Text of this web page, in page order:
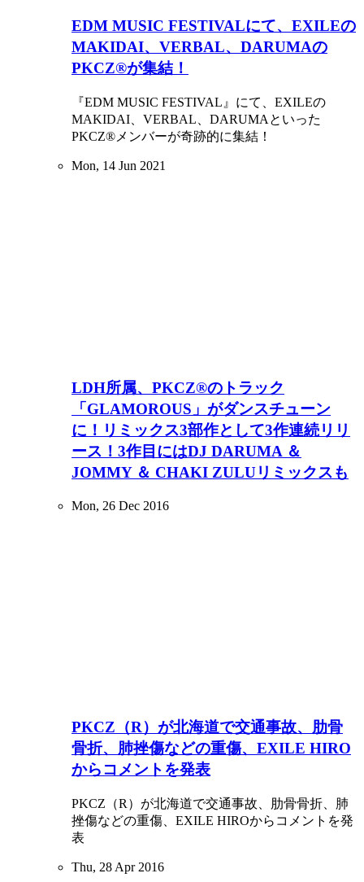
EDM MUSIC FESTIVALにて、EXILEの
MAKIDAI、VERBAL、DARUMAの
PKCZ®が集結！
『EDM MUSIC FESTIVAL』にて、EXILEの
MAKIDAI、VERBAL、DARUMAといった
PKCZ®メンバーが奇跡的に集結！
Mon, 14 Jun 2021
LDH所属、PKCZ®のトラック
「GLAMOROUS」がダンスチューン
に！リミックス3部作として3作連続リリ
ース！3作目にはDJ DARUMA ＆
JOMMY ＆ CHAKI ZULUリミックスも
Mon, 26 Dec 2016
PKCZ（R）が北海道で交通事故、肋骨
骨折、肺挫傷などの重傷、EXILE HIRO
からコメントを発表
PKCZ（R）が北海道で交通事故、肋骨骨折、肺
挫傷などの重傷、EXILE HIROからコメントを発
表
Thu, 28 Apr 2016